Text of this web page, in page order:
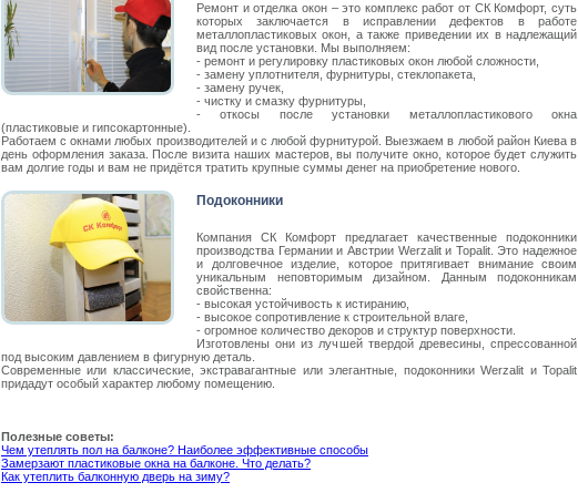
Ремонт и отделка окон – это комплекс работ от СК Комфорт, суть
которых заключается в исправлении дефектов в работе
металлопластиковых окон, а также приведении их в надлежащий
вид после установки. Мы выполняем:
- ремонт и регулировку пластиковых окон любой сложности,
- замену уплотнителя, фурнитуры, стеклопакета,
- замену ручек,
- чистку и смазку фурнитуры,
- откосы после установки металлопластикового окна
(пластиковые и гипсокартонные).
Работаем с окнами любых производителей и с любой фурнитурой. Выезжаем в любой район Киева в
день оформления заказа. После визита наших мастеров, вы получите окно, которое будет служить
вам долгие годы и вам не придётся тратить крупные суммы денег на приобретение нового.
Подоконники
Компания СК Комфорт предлагает качественные подоконники
производства Германии и Австрии Werzalit и Topalit. Это надежное
и долговечное изделие, которое притягивает внимание своим
уникальным неповторимым дизайном. Данным подоконникам
свойственна:
- высокая устойчивость к истиранию,
- высокое сопротивление к строительной влаге,
- огромное количество декоров и структур поверхности.
Изготовлены они из лучшей твердой древесины, спрессованной
под высоким давлением в фигурную деталь.
Современные или классические, экстравагантные или элегантные, подоконники Werzalit и Topalit
придадут особый характер любому помещению.
Полезные советы:
Чем утеплять пол на балконе? Наиболее эффективные способы
Замерзают пластиковые окна на балконе. Что делать?
Как утеплить балконную дверь на зиму?